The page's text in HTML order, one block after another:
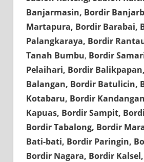
Banjarmasin, Bordir
Martapura, Bordir Barabai,
Palangkaraya, Bordir
Tanah Bumbu, Bordir
Pelaihari, Bordir
Balangan, Bordir Batulicin,
Kotabaru, Bordir
Kapuas, Bordir Sampit,
Bordir Tabalong, Bordir
Bati-bati, Bordir Paringin,
Bordir Nagara, Bordir